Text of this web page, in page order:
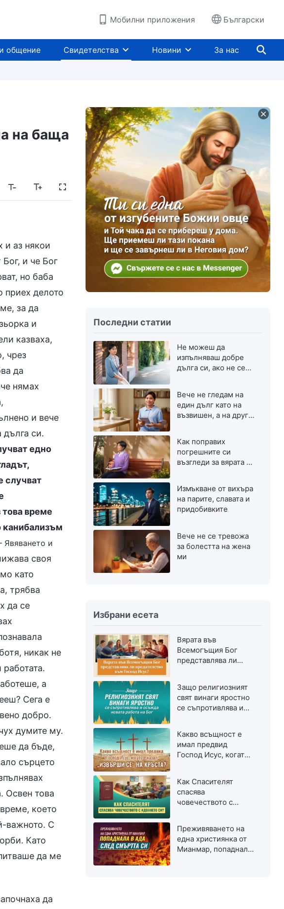
Мобилни приложения Български
общение Свидетелства Новини За нас
на баща
и аз някои
и че Бог
но баба
приех делото
за да
и
казваха,
чрез
да
нямах
и вече
дълга си.
едно
случват
това време
канибализъм
Явяването и
своя
като
трябва
да се
никак не
а
Сега е
добро.
думите му.
да бъде,
сърцето
Освен това
което
важното. С
Като
да ме
да
Последни статии
Не можеш да
изпълняваш добре
дълга си, ако не се
Вече не гледам на
един дълг като на
възвишен, а на друг
Как поправих
погрешните си
възгледи за вярата в
Измъкване от вихъра
на парите, славата и
придобивките
Вече не се тревожа
за болестта на жена
ми
Избрани есета
Вярата във
Всемогъщия Бог
представлява ли
Защо религиозният
свят винаги яростно
се съпротивлява и
Какво всъщност е
имал предвид
Господ Исус, когато
Как Спасителят
спасява
човечеството с
Преживяването на
една християнка от
Мианмар, попаднала